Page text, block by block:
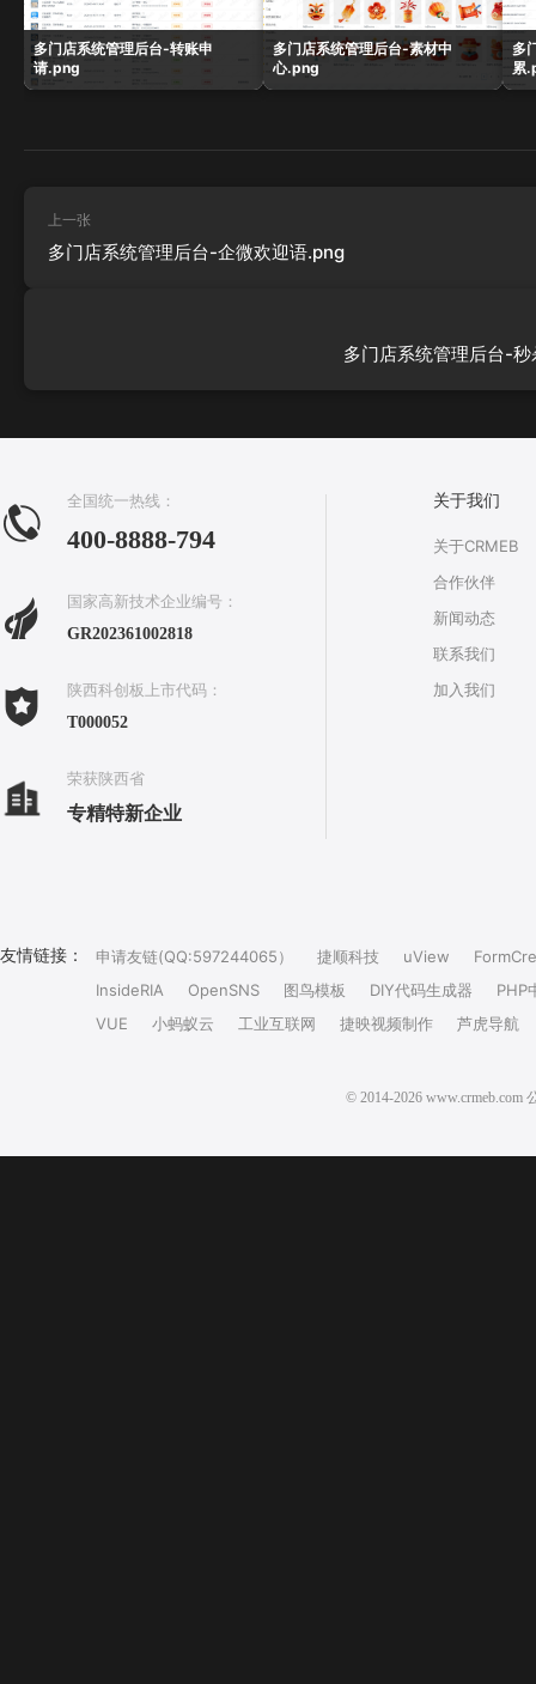
多门店系统管理后台-转账申
请.png
多门店系统管理后台-素材中
心.png
多
累
上一张
多门店系统管理后台-企微欢迎语.png
多门店系统管理后台-
全国统一热线：
400-8888-794
国家高新技术企业编号：
GR202361002818
陕西科创板上市代码：
T000052
荣获陕西省
专精特新企业
关于我们
关于CRMEB
合作伙伴
新闻动态
联系我们
加入我们
友情链接： 申请友链(QQ:597244065） 捷顺科技 uView
InsideRIA
OpenSNS 图鸟模板 DIY代码生成器
PHP
VUE
小蚂蚁云 工业互联网 捷映视频制作 芦虎导航
© 2014-2026